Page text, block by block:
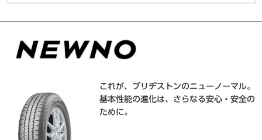
これが、ブリヂストンのニューノーマル。
基本性能の進化は、さらなる安心・安全の
ために。